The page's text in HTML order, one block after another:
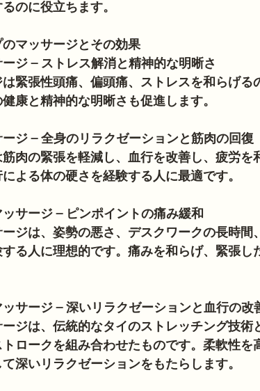
のに役立ちます。
マッサージとその効果
ジ – ストレス解消と精神的な明晰さ
緊張性頭痛、偏頭痛、ストレスを和らげ
康と精神的な明晰さも促進します。
ジ – 全身のリラクゼーションと筋肉の回復
肉の緊張を軽減し、血行を改善し、疲労
よる体の硬さを経験する人に最適です。
サージ – ピンポイントの痛み緩和
ジは、姿勢の悪さ、デスクワークの長時間
る人に理想的です。痛みを和らげ、緊張
サージ – 深いリラクゼーションと血行の改
ジは、伝統的なタイのストレッチング技
ロークを組み合わせたものです。柔軟性
深いリラクゼーションをもたらします。